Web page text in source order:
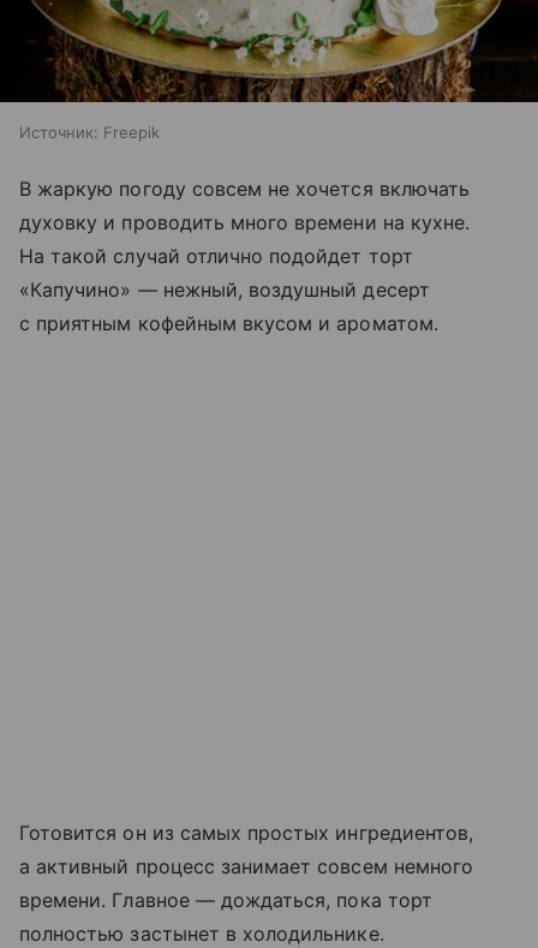
Источник: Freepik
В жаркую погоду совсем не хочется включать
духовку и проводить много времени на кухне.
На такой случай отлично подойдет торт
«Капучино» — нежный, воздушный десерт
с приятным кофейным вкусом и ароматом.
Готовится он из самых простых ингредиентов,
а активный процесс занимает совсем немного
времени. Главное — дождаться, пока торт
полностью застынет в холодильнике.